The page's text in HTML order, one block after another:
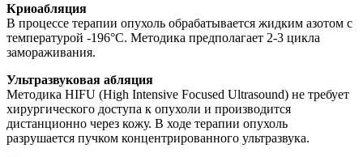
Криоабляция
В процессе терапии опухоль обрабатывается жидким азотом с
температурой -196°С. Методика предполагает 2-3 цикла
замораживания.
Ультразвуковая абляция
Методика HIFU (High Intensive Focused Ultrasound) не требует
хирургического доступа к опухоли и производится
дистанционно через кожу. В ходе терапии опухоль
разрушается пучком концентрированного ультразвука.